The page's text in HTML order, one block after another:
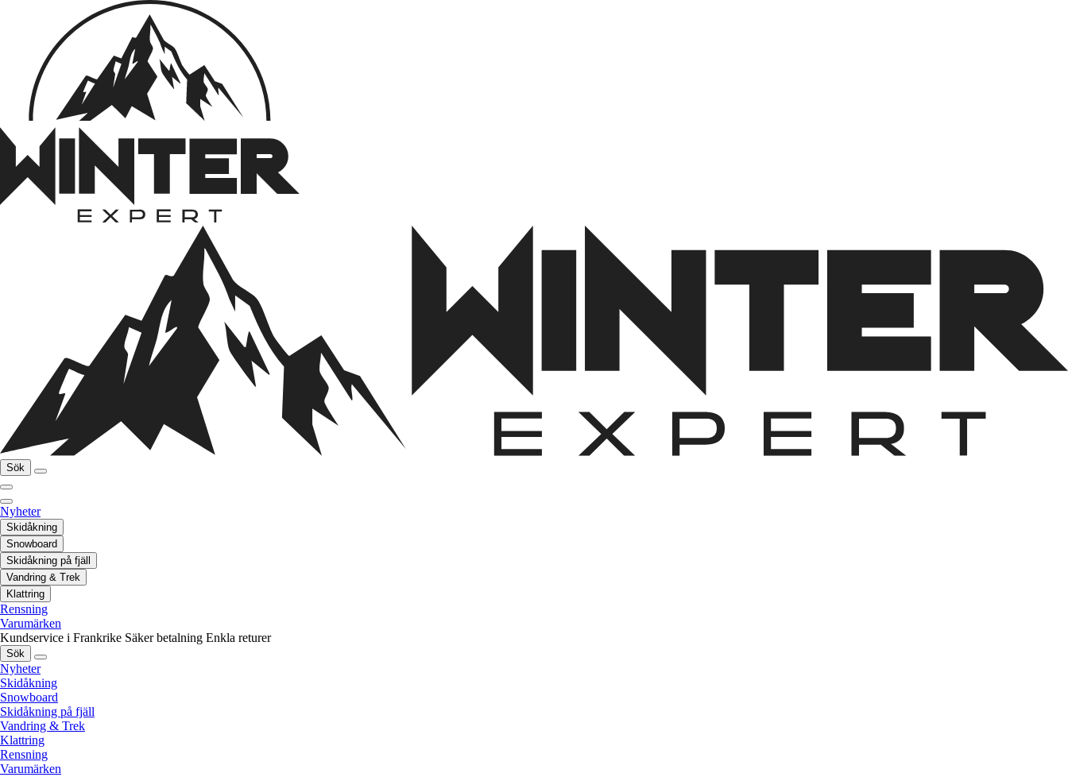
Sök
Nyheter
Skidåkning
Snowboard
Skidåkning på fjäll
Vandring & Trek
Klattring
Rensning
Varumärken
Kundservice i Frankrike Säker betalning Enkla returer
Sök
Nyheter
Skidåkning
Snowboard
Skidåkning på fjäll
Vandring & Trek
Klattring
Rensning
Varumärken